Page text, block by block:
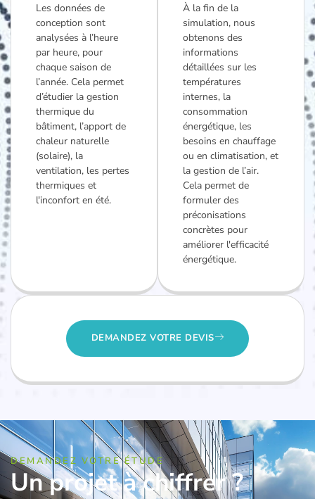
Les données de
conception sont
analysées à l’heure
par heure, pour
chaque saison de
l’année. Cela permet
d’étudier la gestion
thermique du
bâtiment, l’apport de
chaleur naturelle
(solaire), la
ventilation, les pertes
thermiques et
l'inconfort en été.
À la fin de la
simulation, nous
obtenons des
informations
détaillées sur les
températures
internes, la
consommation
énergétique, les
besoins en chauffage
ou en climatisation, et
la gestion de l’air.
Cela permet de
formuler des
préconisations
concrètes pour
améliorer l'efficacité
énergétique.
DEMANDEZ VOTRE DEVIS
DEMANDEZ VOTRE ÉTUDE
Un projet à chiffrer ?